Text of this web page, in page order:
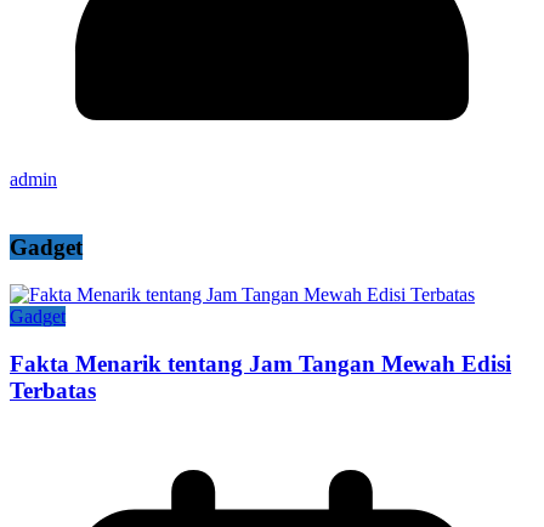
admin
Gadget
Gadget
Fakta Menarik tentang Jam Tangan Mewah Edisi
Terbatas